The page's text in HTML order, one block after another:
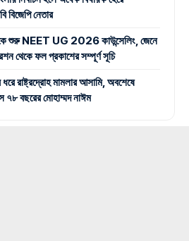
বিজেপি নেতার
শুরু NEET UG 2026 কাউন্সেলিং, জেনে
থেকে ফল প্রকাশের সম্পূর্ণ সূচি
রাষ্ট্রদ্রোহ মামলার আসামি, অবশেষে
৭৮ বছরের মোহাম্মদ নাঈম